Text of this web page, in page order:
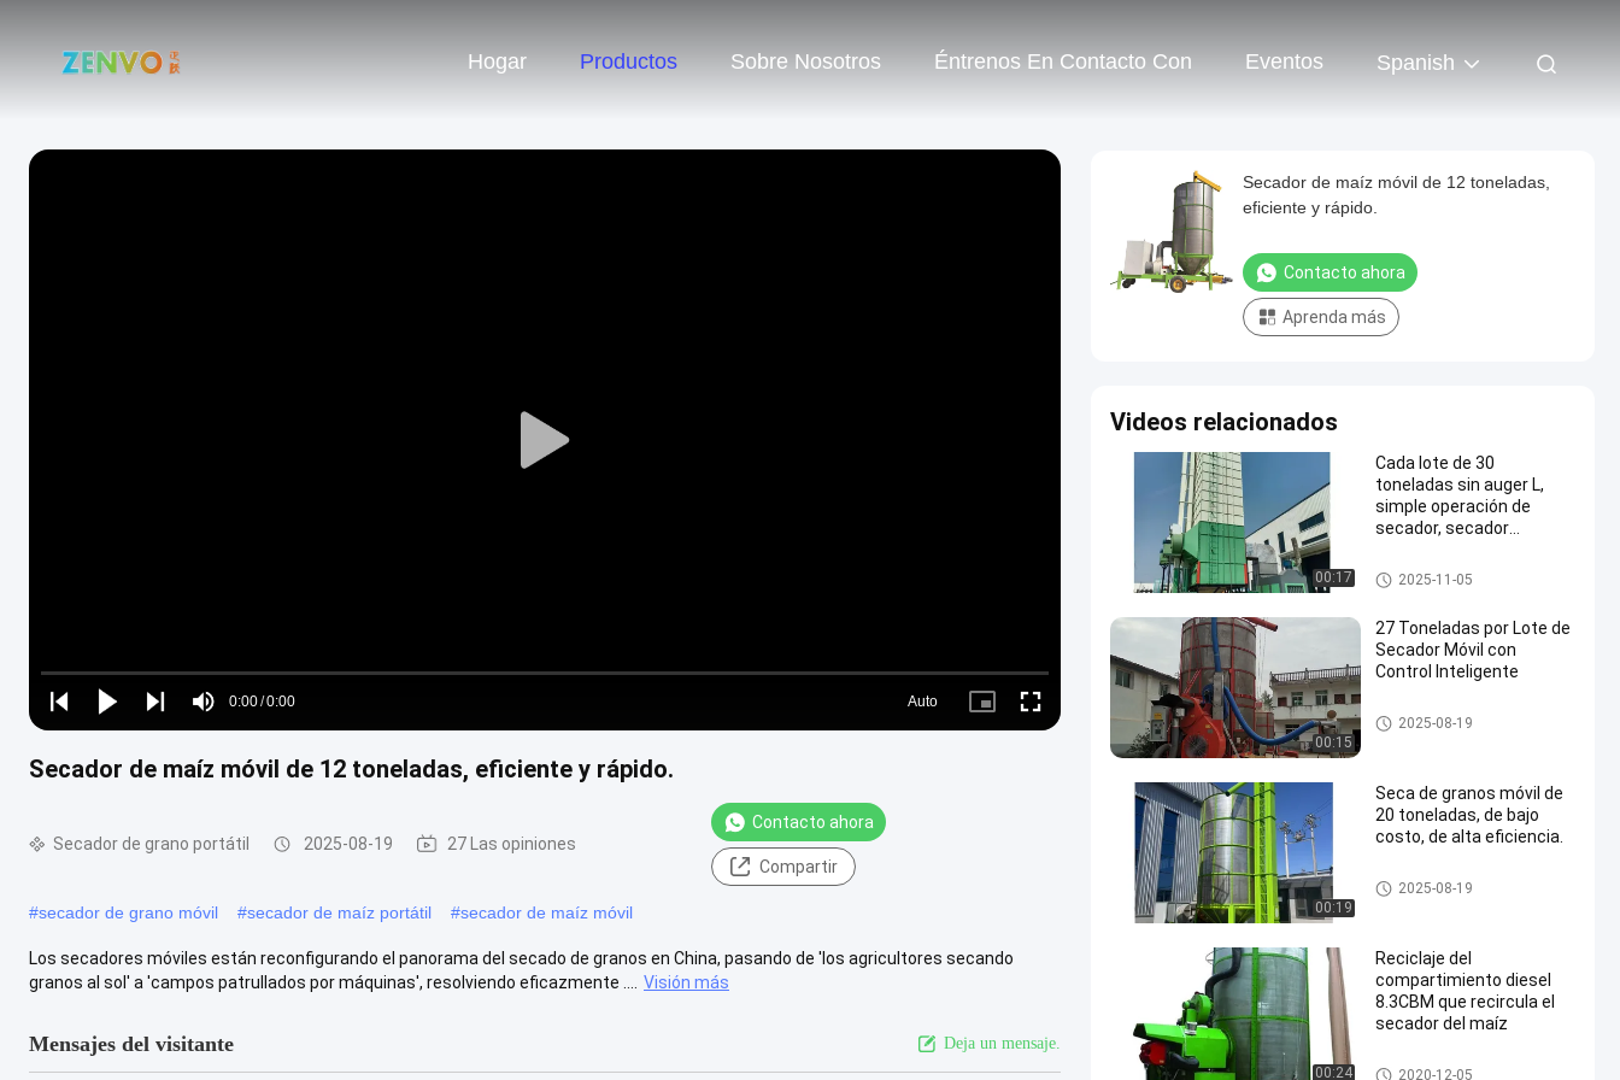
Hogar Productos Sobre Nosotros Éntrenos En Contacto Con Eventos Spanish
Play
Play
Play
Play
Mute
Time
0:00/0:00
Loaded:
0%
Auto
Picture- Fullscreen
Secador de maíz móvil de 12 toneladas, eficiente y rápido.
Secador de grano portátil 2025-08-19 27 Las opiniones
Contacto ahora
Compartir
#secador de grano móvil #secador de maíz portátil #secador de maíz móvil
Los secadores móviles están reconfigurando el panorama del secado de granos en China, pasando de 'los agricultores secando
granos al sol' a 'campos patrullados por máquinas', resolviendo eficazmente ....
Visión más
Mensajes del visitante Deja un mensaje.
Secador de maíz móvil de 12 toneladas,
eficiente y rápido.
Contacto ahora
Aprenda más
Videos relacionados
00:17
Cada lote de 30
toneladas sin auger L,
simple operación de
secador, secador
Secador de flujo mixto
2025-11-05
00:15
27 Toneladas por Lote de
Secador Móvil con
Control Inteligente
Secador de grano portátil
2025-08-19
00:19
Seca de granos móvil de
20 toneladas, de bajo
costo, de alta eficiencia.
Secador de grano portátil
2025-08-19
00:24
Reciclaje del
compartimiento diesel
8.3CBM que recircula el
secador del maíz
Secador de grano portátil
2020-12-05